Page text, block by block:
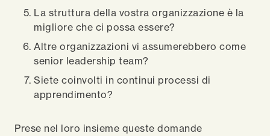
La struttura della vostra organizzazione è la
migliore che ci possa essere?
Altre organizzazioni vi assumerebbero come
senior leadership team?
Siete coinvolti in continui processi di
apprendimento?
Prese nel loro insieme queste domande